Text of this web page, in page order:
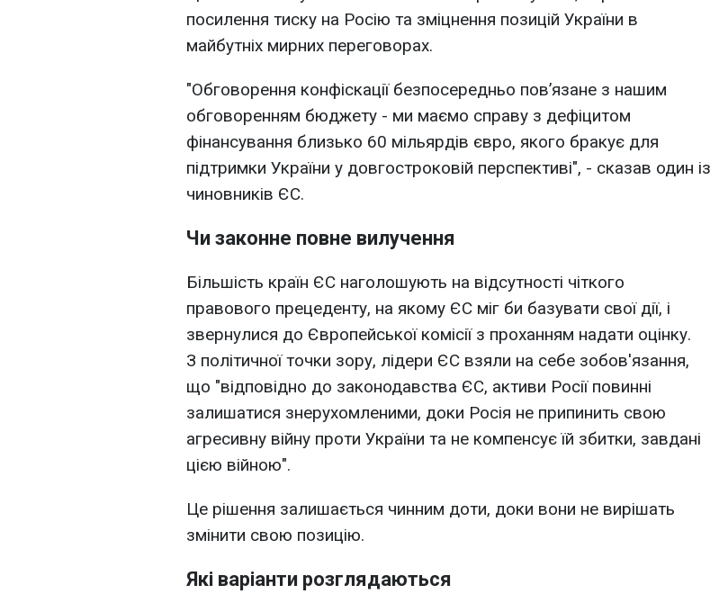
посилення тиску на Росію та зміцнення позицій України в
майбутніх мирних переговорах.
"Обговорення конфіскації безпосередньо пов’язане з нашим
обговоренням бюджету - ми маємо справу з дефіцитом
фінансування близько 60 мільярдів євро, якого бракує для
підтримки України у довгостроковій перспективі", - сказав один із
чиновників ЄС.
Чи законне повне вилучення
Більшість країн ЄС наголошують на відсутності чіткого
правового прецеденту, на якому ЄС міг би базувати свої дії, і
звернулися до Європейської комісії з проханням надати оцінку.
З політичної точки зору, лідери ЄС взяли на себе зобов'язання,
що "відповідно до законодавства ЄС, активи Росії повинні
залишатися знерухомленими, доки Росія не припинить свою
агресивну війну проти України та не компенсує їй збитки, завдані
цією війною".
Це рішення залишається чинним доти, доки вони не вирішать
змінити свою позицію.
Які варіанти розглядаються